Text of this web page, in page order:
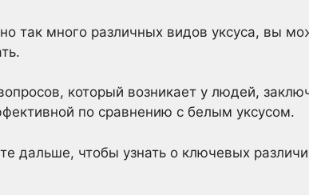
так много различных видов уксуса, вы
который возникает у людей,
по сравнению с белым уксусом.
дальше, чтобы узнать о ключевых